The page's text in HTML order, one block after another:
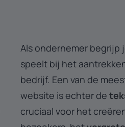
Als ondernemer begrijp
speelt bij het
bedrijf. Een van de
website is echter de
cruciaal voor het